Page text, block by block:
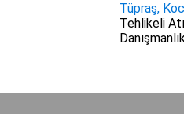
Tüpraş,
Tehlikeli